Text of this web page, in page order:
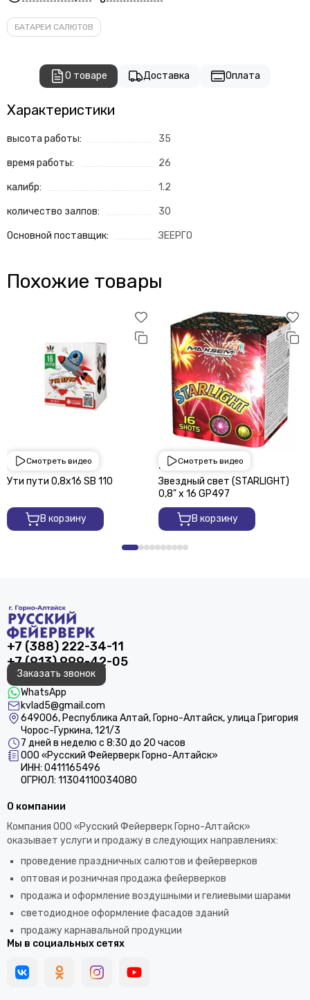
БАТАРЕИ САЛЮТОВ
О товаре Доставка Оплата
Характеристики
высота работы: 35
время работы: 26
калибр: 1.2
количество залпов: 30
Основной поставщик: ЗЕЕРГО
Похожие товары
Смотреть видео
1 950 ₽
Ути пути 0,8х16 SВ 110
В корзину
Смотреть видео
2 250 ₽
Звездный свет (STARLIGHT)
0,8" х 16 GP497
В корзину
+7 (388) 222-34-11
+7 (913) 999-42-05
Заказать звонок
WhatsApp
kvlad5@gmail.com
649006, Республика Алтай, Горно-Алтайск, улица Григория
Чорос-Гуркина, 121/3
7 дней в неделю с 8:30 до 20 часов
ООО «Русский Фейерверк Горно-Алтайск»
ИНН: 0411165496
ОГРЮЛ: 11304110034080
О компании
Компания ООО «Русский Фейерверк Горно-Алтайск»
оказывает услуги и продажу в следующих направлениях:
проведение праздничных салютов и фейерверков
оптовая и розничная продажа фейерверков
продажа и оформление воздушными и гелиевыми шарами
светодиодное оформление фасадов зданий
продажу карнавальной продукции
Мы в социальных сетях